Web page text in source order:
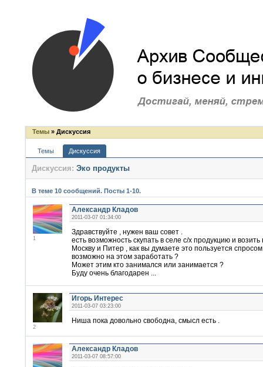
Темы » Дискуссия
Темы Дискуссия
Дискуссия: Эко продукты
В теме 10 сообщений. Посты 1-10.
1
Александр Кладов
2011-03-07 01:34:00
Здравствуйте , нужен ваш совет .
есть возможность скупать в селе с/х продукцию и возить
Москву и Питер , как вы думаете это пользуется
возможно на этом заработать ?
Может этим кто занимался или занимается ?
Буду очень благодарен ...
2
Игорь Интерес
2011-03-07 03:23:00
Ниша пока довольно свободна, смысл есть .
Александр Кладов
2011-03-07 08:57:00